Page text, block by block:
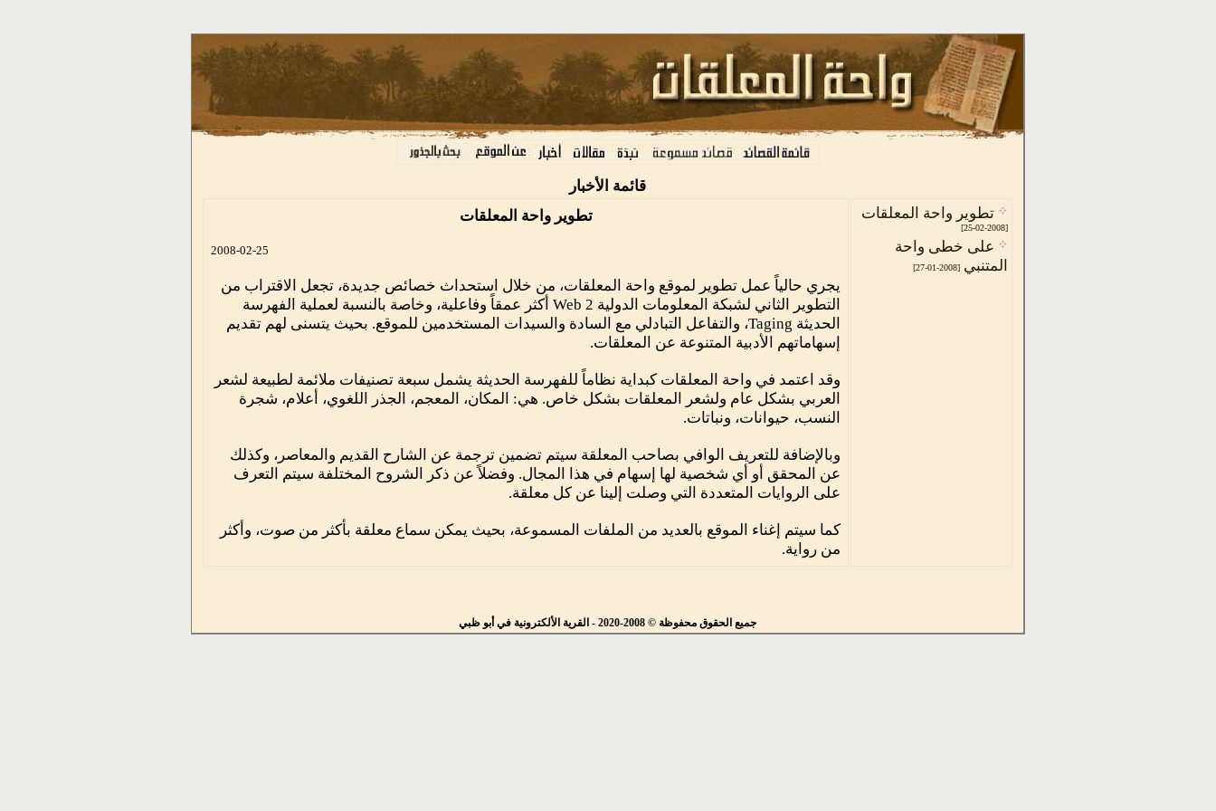
قائمة الأخبار
تطوير واحة المعلقات
[2008-02-25]
على خطى واحة
المتنبي [2008-01-27]
تطوير واحة المعلقات
2008-02-25
يجري حالياً عمل تطوير لموقع واحة المعلقات، من خلال استحداث خصائص جديدة، تجعل الاقتراب من
التطوير الثاني لشبكة المعلومات الدولية Web 2 أكثر عمقاً وفاعلية، وخاصة بالنسبة لعملية الفهرسة
الحديثة Taging، والتفاعل التبادلي مع السادة والسيدات المستخدمين للموقع. بحيث يتسنى لهم تقديم
إسهاماتهم الأدبية المتنوعة عن المعلقات.
وقد اعتمد في واحة المعلقات كبداية نظاماً للفهرسة الحديثة يشمل سبعة تصنيفات ملائمة لطبيعة لشعر
العربي بشكل عام ولشعر المعلقات بشكل خاص. هي: المكان، المعجم، الجذر اللغوي، أعلام، شجرة
النسب، حيوانات، ونباتات.
وبالإضافة للتعريف الوافي بصاحب المعلقة سيتم تضمين ترجمة عن الشارح القديم والمعاصر، وكذلك
عن المحقق أو أي شخصية لها إسهام في هذا المجال. وفضلاً عن ذكر الشروح المختلفة سيتم التعرف
على الروايات المتعددة التي وصلت إلينا عن كل معلقة.
كما سيتم إغناء الموقع بالعديد من الملفات المسموعة، بحيث يمكن سماع معلقة بأكثر من صوت، وأكثر
من رواية.
جميع الحقوق محفوظة © 2008-2020 - القرية الألكترونية في أبو ظبي